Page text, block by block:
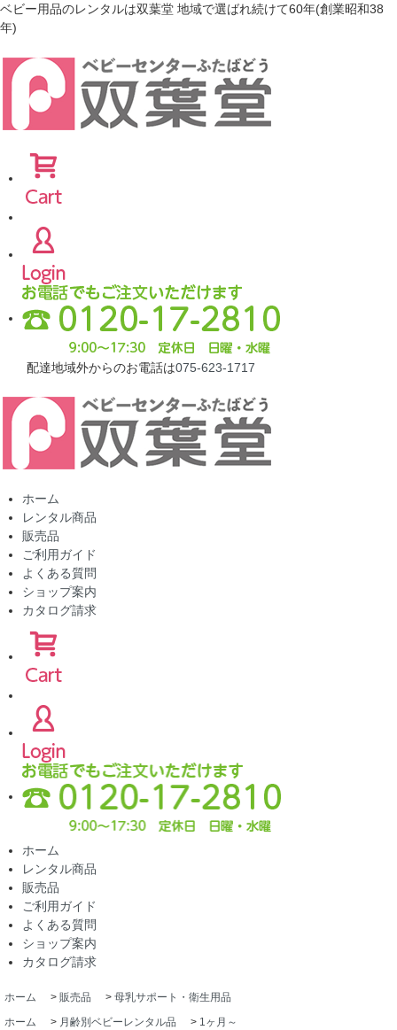
ベビー用品のレンタルは双葉堂 地域で選ばれ続けて60年(創業昭和38
年)
配達地域外からのお電話は075-623-1717
ホーム
レンタル商品
販売品
ご利用ガイド
よくある質問
ショップ案内
カタログ請求
ホーム
レンタル商品
販売品
ご利用ガイド
よくある質問
ショップ案内
カタログ請求
ホーム > 販売品 > 母乳サポート・衛生用品
ホーム
> 月齢別ベビーレンタル品 > 1ヶ月～